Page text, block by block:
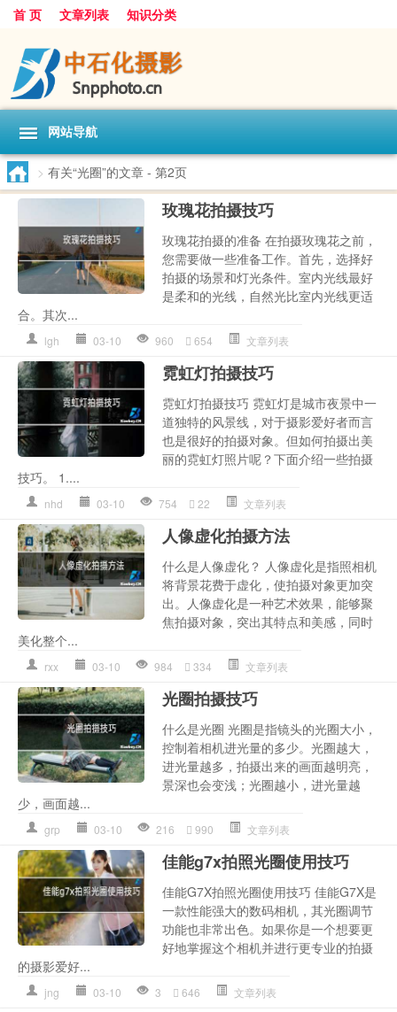
首 页 文章列表 知识分类
网站导航
> 有关“光圈”的文章 - 第2页
玫瑰花拍摄技巧
玫瑰花拍摄的准备 在拍摄玫瑰花之前，
您需要做一些准备工作。首先，选择好
拍摄的场景和灯光条件。室内光线最好
是柔和的光线，自然光比室内光线更适
合。其次...
lgh 03-10 960 654 文章列表
霓虹灯拍摄技巧
霓虹灯拍摄技巧 霓虹灯是城市夜景中一
道独特的风景线，对于摄影爱好者而言
也是很好的拍摄对象。但如何拍摄出美
丽的霓虹灯照片呢？下面介绍一些拍摄
技巧。 1....
nhd 03-10 754 22 文章列表
人像虚化拍摄方法
什么是人像虚化？ 人像虚化是指照相机
将背景花费于虚化，使拍摄对象更加突
出。人像虚化是一种艺术效果，能够聚
焦拍摄对象，突出其特点和美感，同时
美化整个...
rxx 03-10 984 334 文章列表
光圈拍摄技巧
什么是光圈 光圈是指镜头的光圈大小，
控制着相机进光量的多少。光圈越大，
进光量越多，拍摄出来的画面越明亮，
景深也会变浅；光圈越小，进光量越
少，画面越...
grp 03-10 216 990 文章列表
佳能g7x拍照光圈使用技巧
佳能G7X拍照光圈使用技巧 佳能G7X是
一款性能强大的数码相机，其光圈调节
功能也非常出色。如果你是一个想要更
好地掌握这个相机并进行更专业的拍摄
的摄影爱好...
jng 03-10 3 646 文章列表